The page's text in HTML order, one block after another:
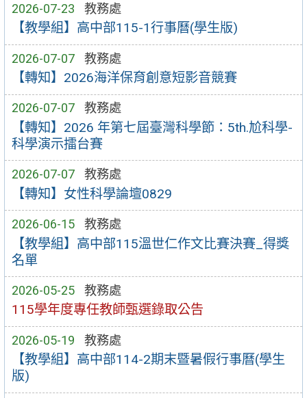
2026-07-23 教務處
【教學組】高中部115-1行事曆(學生版)
2026-07-07 教務處
【轉知】2026海洋保育創意短影音競賽
2026-07-07 教務處
【轉知】2026 年第七屆臺灣科學節：5th.尬科學-
科學演示擂台賽
2026-07-07 教務處
【轉知】女性科學論壇0829
2026-06-15 教務處
【教學組】高中部115溫世仁作文比賽決賽_得獎
名單
2026-05-25 教務處
115學年度專任教師甄選錄取公告
2026-05-19 教務處
【教學組】高中部114-2期末暨暑假行事曆(學生
版)